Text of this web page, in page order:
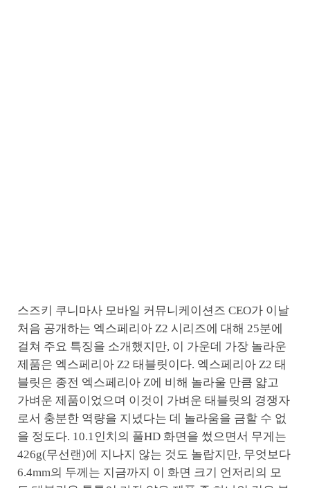
스즈키 쿠니마사 모바일 커뮤니케이션즈 CEO가 이날
처음 공개하는 엑스페리아 Z2 시리즈에 대해 25분에
걸쳐 주요 특징을 소개했지만, 이 가운데 가장 놀라운
제품은 엑스페리아 Z2 태블릿이다. 엑스페리아 Z2 태
블릿은 종전 엑스페리아 Z에 비해 놀라울 만큼 얇고
가벼운 제품이었으며 이것이 가벼운 태블릿의 경쟁자
로서 충분한 역량을 지녔다는 데 놀라움을 금할 수 없
을 정도다. 10.1인치의 풀HD 화면을 썼으면서 무게는
426g(무선랜)에 지나지 않는 것도 놀랍지만, 무엇보다
6.4mm의 두께는 지금까지 이 화면 크기 언저리의 모